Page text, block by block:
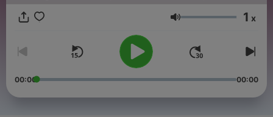
Volume 1 x
00:00 00:00